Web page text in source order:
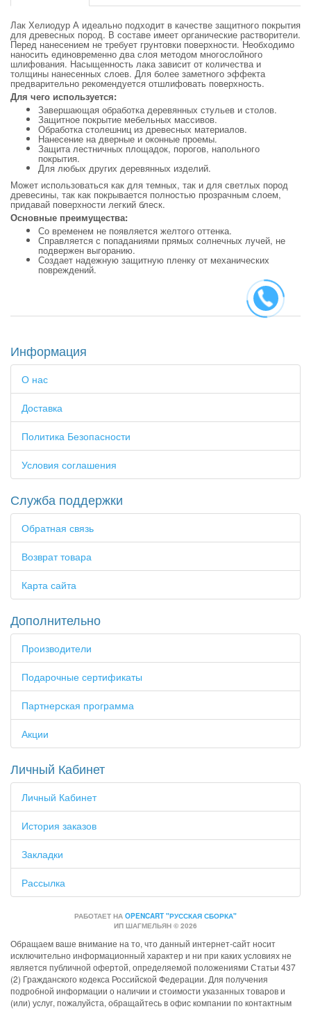
Лак Хелиодур А идеально подходит в качестве защитного покрытия
для древесных пород. В составе имеет органические растворители.
Перед нанесением не требует грунтовки поверхности. Необходимо
наносить единовременно два слоя методом многослойного
шлифования. Насыщенность лака зависит от количества и
толщины нанесенных слоев. Для более заметного эффекта
предварительно рекомендуется отшлифовать поверхность.
Для чего используется:
Завершающая обработка деревянных стульев и столов.
Защитное покрытие мебельных массивов.
Обработка столешниц из древесных материалов.
Нанесение на дверные и оконные проемы.
Защита лестничных площадок, порогов, напольного
покрытия.
Для любых других деревянных изделий.
Может использоваться как для темных, так и для светлых пород
древесины, так как покрывается полностью прозрачным слоем,
придавай поверхности легкий блеск.
Основные преимущества:
Со временем не появляется желтого оттенка.
Справляется с попаданиями прямых солнечных лучей, не
подвержен выгоранию.
Создает надежную защитную пленку от механических
повреждений.
Информация
О нас
Доставка
Политика Безопасности
Условия соглашения
Служба поддержки
Обратная связь
Возврат товара
Карта сайта
Дополнительно
Производители
Подарочные сертификаты
Партнерская программа
Акции
Личный Кабинет
Личный Кабинет
История заказов
Закладки
Рассылка
РАБОТАЕТ НА OPENCART "РУССКАЯ СБОРКА"
ИП ШАГМЕЛЬЯН © 2026
Обращаем ваше внимание на то, что данный интернет-сайт носит
исключительно информационный характер и ни при каких условиях не
является публичной офертой, определяемой положениями Статьи 437
(2) Гражданского кодекса Российской Федерации. Для получения
подробной информации о наличии и стоимости указанных товаров и
(или) услуг, пожалуйста, обращайтесь в офис компании по контактным